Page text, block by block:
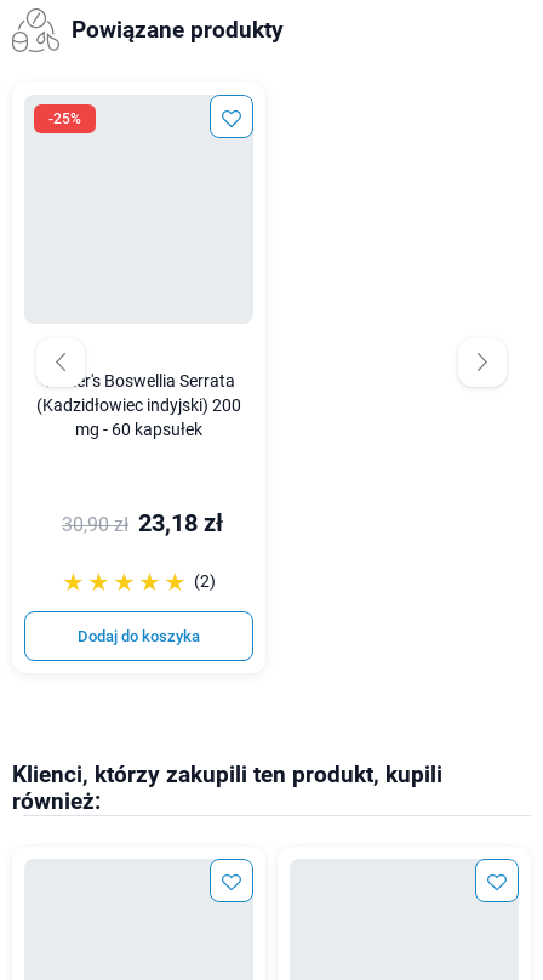
Powiązane produkty
-25%
Vitaler's Boswellia Serrata
(Kadzidłowiec indyjski) 200
mg - 60 kapsułek
30,90 zł 23,18 zł
☆☆☆☆☆
★★★★★ (2)
Dodaj do koszyka
Klienci, którzy zakupili ten produkt, kupili
również: